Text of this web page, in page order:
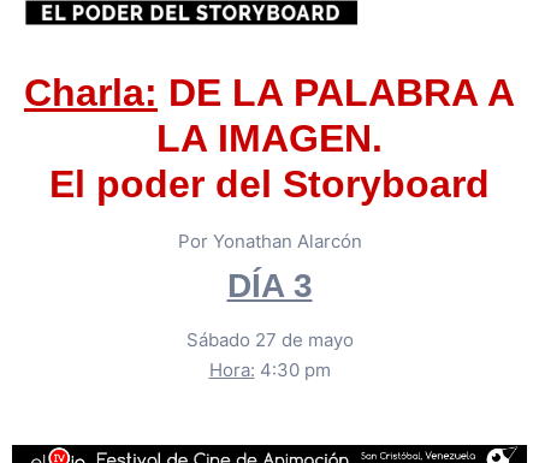
Charla: DE LA PALABRA A
LA IMAGEN.
El poder del Storyboard
Por Yonathan Alarcón
DÍA 3
Sábado 27 de mayo
Hora: 4:30 pm